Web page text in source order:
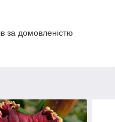
за домовленістю